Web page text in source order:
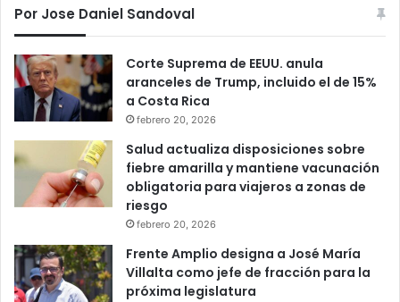
Por Jose Daniel Sandoval
Corte Suprema de EEUU. anula
aranceles de Trump, incluido el de 15%
a Costa Rica
febrero 20, 2026
Salud actualiza disposiciones sobre
fiebre amarilla y mantiene vacunación
obligatoria para viajeros a zonas de
riesgo
febrero 20, 2026
Frente Amplio designa a José María
Villalta como jefe de fracción para la
próxima legislatura